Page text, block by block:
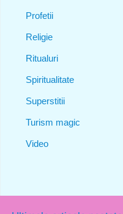
Profetii
Religie
Ritualuri
Spiritualitate
Superstitii
Turism magic
Video